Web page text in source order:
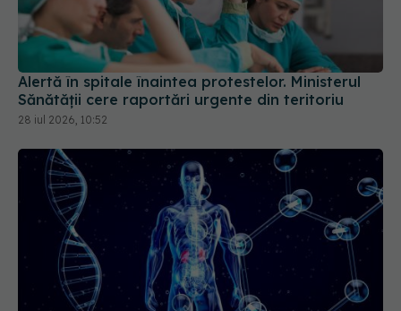
Alertă în spitale înaintea protestelor. Ministerul
Sănătății cere raportări urgente din teritoriu
28 iul 2026, 10:52